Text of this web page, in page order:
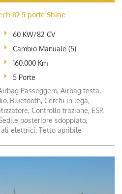
82 5 porte Shine
60 KW/82 CV
Cambio Manuale (5)
160.000 Km
5 Porte
Passeggero, Airbag testa,
Bluetooth, Cerchi in lega,
Controllo trazione, ESP,
posteriore sdoppiato,
elettrici, Tetto apribile